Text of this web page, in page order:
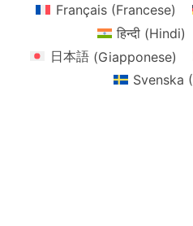
Français(Francese)
हिन्दी (Hindi)
日本語(Giapponese)
Svenska (